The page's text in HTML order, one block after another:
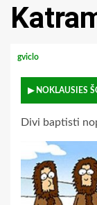
gviclo
▶ NOKLAUSIES
Divi baptisti